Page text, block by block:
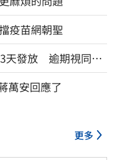
疫苗網朝聖
天發放 逾期視同放
萬安回應了
更多